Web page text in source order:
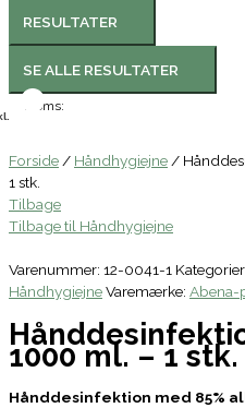
RESULTATER
SE ALLE RESULTATER
Moms:
Forside/ Håndhygiejne/
1 stk.
Tilbage
Tilbage til Håndhygiejne
Varenummer: 12-0041-1 Kategorier
HåndhygiejneVaremærke: Abena-
1000 ml. – 1 stk.
Hånddesinfektion med 85%